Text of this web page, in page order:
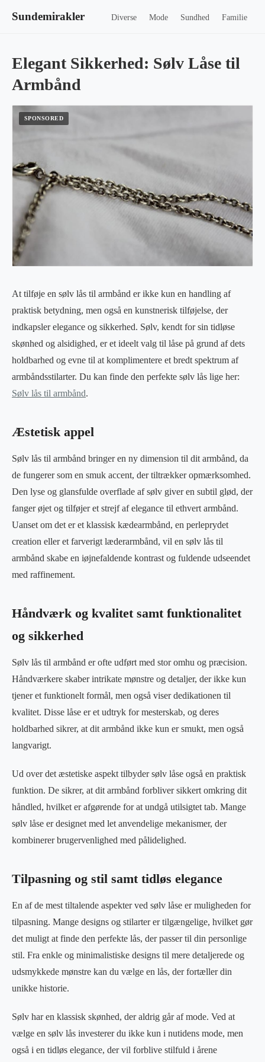
Sundemirakler Diverse Mode Sundhed Familie
Elegant Sikkerhed: Sølv Låse til
Armbånd
At tilføje en sølv lås til armbånd er ikke kun en handling af
praktisk betydning, men også en kunstnerisk tilføjelse, der
indkapsler elegance og sikkerhed. Sølv, kendt for sin tidløse
skønhed og alsidighed, er et ideelt valg til låse på grund af dets
holdbarhed og evne til at komplimentere et bredt spektrum af
armbåndsstilarter. Du kan finde den perfekte sølv lås lige her:
Sølv lås til armbånd.
Æstetisk appel
Sølv lås til armbånd bringer en ny dimension til dit armbånd, da
de fungerer som en smuk accent, der tiltrækker opmærksomhed.
Den lyse og glansfulde overflade af sølv giver en subtil glød, der
fanger øjet og tilføjer et strejf af elegance til ethvert armbånd.
Uanset om det er et klassisk kædearmbånd, en perleprydet
creation eller et farverigt læderarmbånd, vil en sølv lås til
armbånd skabe en iøjnefaldende kontrast og fuldende udseendet
med raffinement.
Håndværk og kvalitet samt funktionalitet
og sikkerhed
Sølv lås til armbånd er ofte udført med stor omhu og præcision.
Håndværkere skaber intrikate mønstre og detaljer, der ikke kun
tjener et funktionelt formål, men også viser dedikationen til
kvalitet. Disse låse er et udtryk for mesterskab, og deres
holdbarhed sikrer, at dit armbånd ikke kun er smukt, men også
langvarigt.
Ud over det æstetiske aspekt tilbyder sølv låse også en praktisk
funktion. De sikrer, at dit armbånd forbliver sikkert omkring dit
håndled, hvilket er afgørende for at undgå utilsigtet tab. Mange
sølv låse er designet med let anvendelige mekanismer, der
kombinerer brugervenlighed med pålidelighed.
Tilpasning og stil samt tidløs elegance
En af de mest tiltalende aspekter ved sølv låse er muligheden for
tilpasning. Mange designs og stilarter er tilgængelige, hvilket gør
det muligt at finde den perfekte lås, der passer til din personlige
stil. Fra enkle og minimalistiske designs til mere detaljerede og
udsmykkede mønstre kan du vælge en lås, der fortæller din
unikke historie.
Sølv har en klassisk skønhed, der aldrig går af mode. Ved at
vælge en sølv lås investerer du ikke kun i nutidens mode, men
også i en tidløs elegance, der vil forblive stilfuld i årene